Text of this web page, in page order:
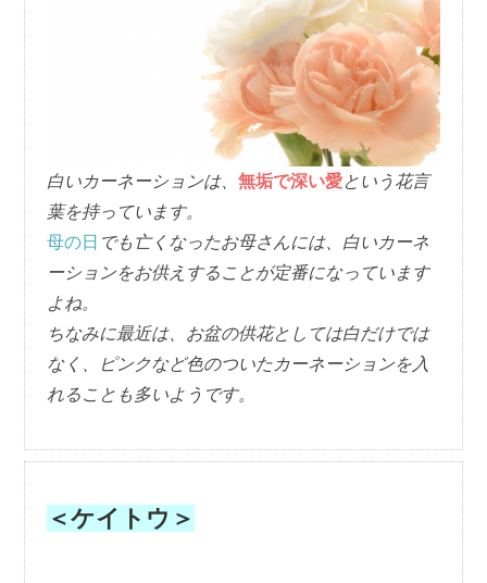
白いカーネーションは、無垢で深い愛という花言
葉を持っています。
母の日 でも亡くなったお母さんには、白いカーネ
ーションをお供えすることが定番になっています
よね。
ちなみに最近は、お盆の供花としては白だけでは
なく、ピンクなど色のついたカーネーションを入
れることも多いようです。
＜ケイトウ＞